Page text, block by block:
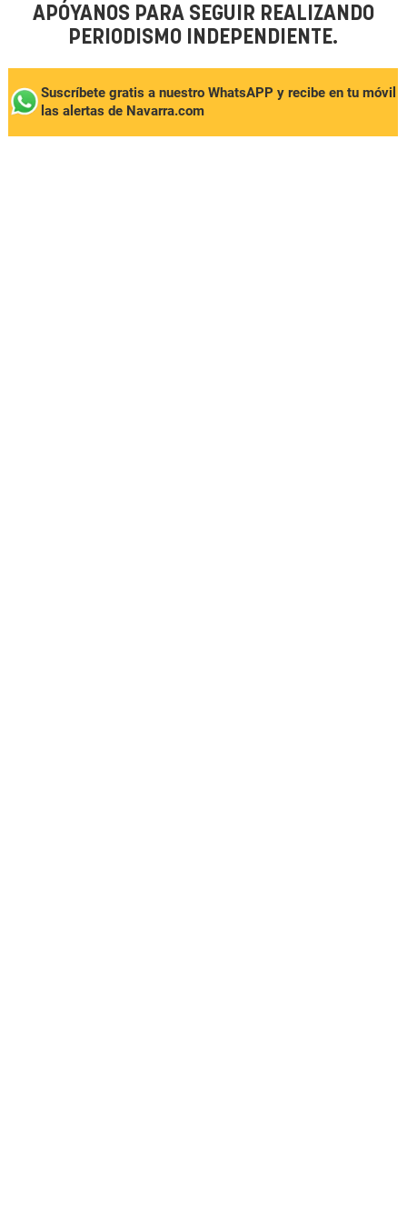
APÓYANOS PARA SEGUIR REALIZANDO
PERIODISMO INDEPENDIENTE.
Suscríbete gratis a nuestro WhatsAPP y recibe en tu móvil
las alertas de Navarra.com